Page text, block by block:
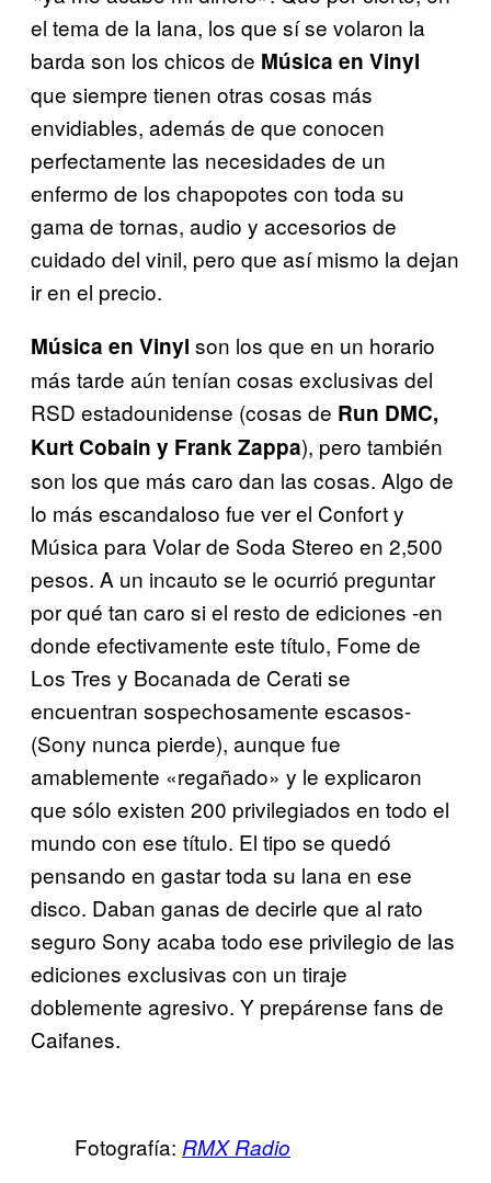
el tema de la lana, los que sí se volaron la
barda son los chicos de Música en Vinyl
que siempre tienen otras cosas más
envidiables, además de que conocen
perfectamente las necesidades de un
enfermo de los chapopotes con toda su
gama de tornas, audio y accesorios de
cuidado del vinil, pero que así mismo la dejan
ir en el precio.
Música en Vinyl son los que en un horario
más tarde aún tenían cosas exclusivas del
RSD estadounidense (cosas de Run DMC,
Kurt Cobain y Frank Zappa), pero también
son los que más caro dan las cosas. Algo de
lo más escandaloso fue ver el Confort y
Música para Volar de Soda Stereo en 2,500
pesos. A un incauto se le ocurrió preguntar
por qué tan caro si el resto de ediciones -en
donde efectivamente este título, Fome de
Los Tres y Bocanada de Cerati se
encuentran sospechosamente escasos-
(Sony nunca pierde), aunque fue
amablemente «regañado» y le explicaron
que sólo existen 200 privilegiados en todo el
mundo con ese título. El tipo se quedó
pensando en gastar toda su lana en ese
disco. Daban ganas de decirle que al rato
seguro Sony acaba todo ese privilegio de las
ediciones exclusivas con un tiraje
doblemente agresivo. Y prepárense fans de
Caifanes.
Fotografía: RMX Radio